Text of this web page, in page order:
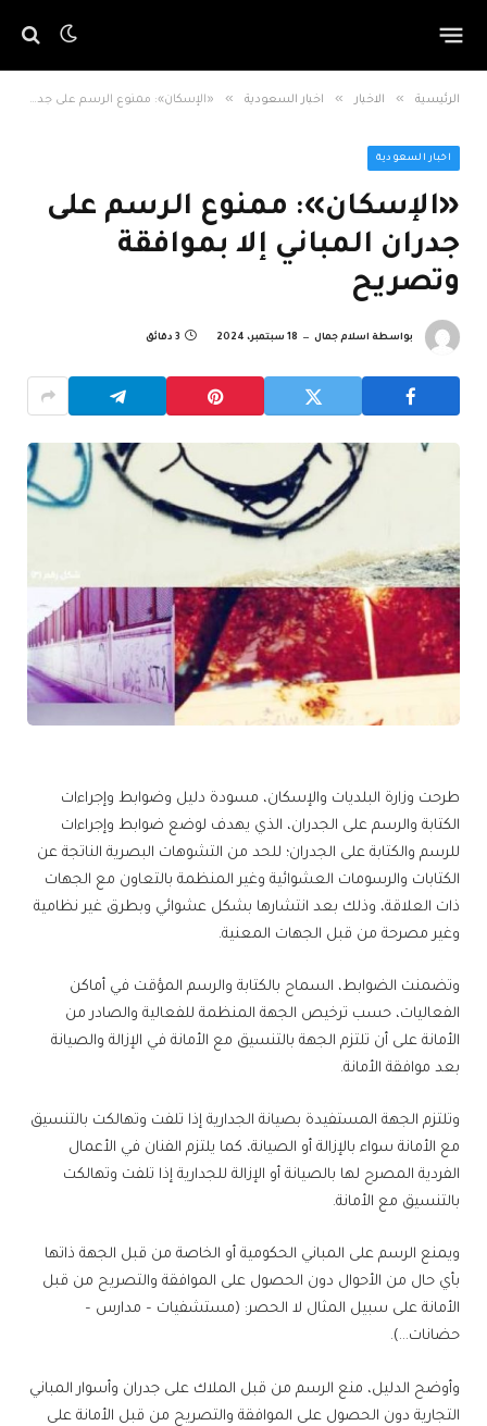
الرئيسية » الاخبار » اخبار السعودية » «الإسكان»: ممنوع الرسم على جدران المباني إلا بموافقة وتصريح
اخبار السعودية
«الإسكان»: ممنوع الرسم على
جدران المباني إلا بموافقة
وتصريح
بواسطة اسلام جمال 18 سبتمبر، 2024 3 دقائق
طرحت وزارة البلديات والإسكان، مسودة دليل وضوابط وإجراءات
الكتابة والرسم على الجدران، الذي يهدف لوضع ضوابط وإجراءات
للرسم والكتابة على الجدران؛ للحد من التشوهات البصرية الناتجة عن
الكتابات والرسومات العشوائية وغير المنظمة بالتعاون مع الجهات
ذات العلاقة، وذلك بعد انتشارها بشكل عشوائي وبطرق غير نظامية
وغير مصرحة من قبل الجهات المعنية.
وتضمنت الضوابط، السماح بالكتابة والرسم المؤقت في أماكن
الفعاليات، حسب ترخيص الجهة المنظمة للفعالية والصادر من
الأمانة على أن تلتزم الجهة بالتنسيق مع الأمانة في الإزالة والصيانة
بعد موافقة الأمانة.
وتلتزم الجهة المستفيدة بصيانة الجدارية إذا تلفت وتهالكت بالتنسيق
مع الأمانة سواء بالإزالة أو الصيانة، كما يلتزم الفنان في الأعمال
الفردية المصرح لها بالصيانة أو الإزالة للجدارية إذا تلفت وتهالكت
بالتنسيق مع الأمانة.
ويمنع الرسم على المباني الحكومية أو الخاصة من قبل الجهة ذاتها
بأي حال من الأحوال دون الحصول على الموافقة والتصريح من قبل
الأمانة على سبيل المثال لا الحصر: (مستشفيات – مدارس –
حضانات…).
وأوضح الدليل، منع الرسم من قبل الملاك على جدران وأسوار المباني
التجارية دون الحصول على الموافقة والتصريح من قبل الأمانة على